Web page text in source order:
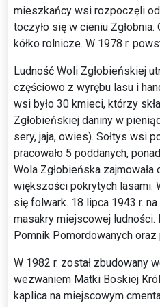
mieszkańcy wsi rozpoczęli
toczyło się w cieniu Zgłobnia.
kółko rolnicze. W 1978 r.
Ludność Woli Zgłobieńskiej
częściowo z wyrębu lasu i
wsi było 30 kmieci, którzy
Zgłobieńskiej daniny w
sery, jaja, owies). Sołtys wsi
pracowało 5 poddanych,
Wola Zgłobieńska zajmowała
większości pokrytych lasami.
się folwark. 18 lipca 1943 r.
masakry miejscowej
Pomnik Pomordowanych
W 1982 r. został zbudowany
wezwaniem Matki Boskiej
kaplica na miejscowym